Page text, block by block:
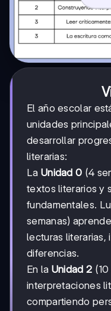
El año escolar
unidades
desarrollar
literarias:
La Unidad 0 (4
textos literarios y
fundamentales.
semanas)
lecturas literarias,
diferencias.
En la Unidad 2
interpretaciones
compartiendo